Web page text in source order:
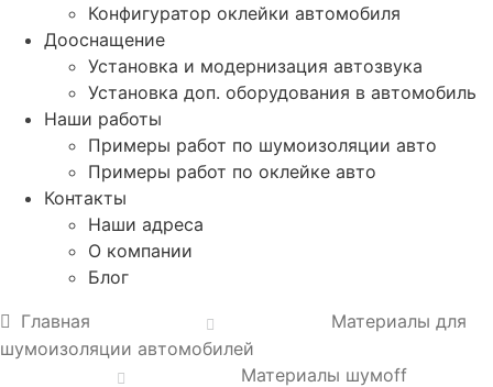
Конфигуратор оклейки автомобиля
Дооснащение
Установка и модернизация автозвука
Установка доп. оборудования в автомобиль
Наши работы
Примеры работ по шумоизоляции авто
Примеры работ по оклейке авто
Контакты
Наши адреса
О компании
Блог
Главная
Материалы для
шумоизоляции автомобилей
Материалы шумoff